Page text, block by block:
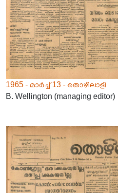
1965 - മാർച്ച് 13 - തൊഴിലാളി
B. Wellington (managing editor)